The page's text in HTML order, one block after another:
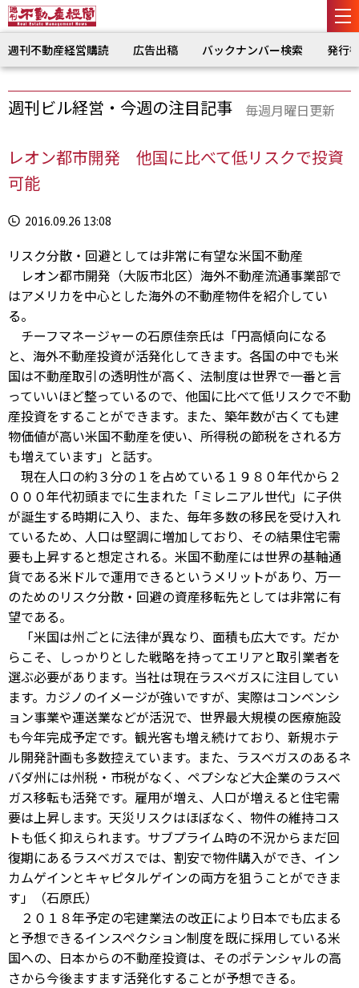
週刊不動産経営購読 広告出稿 バックナンバー検索 発行
週刊ビル経営・今週の注目記事 毎週月曜日更新
レオン都市開発 他国に比べて低リスクで投資
可能
2016.09.26 13:08
リスク分散・回避としては非常に有望な米国不動産
レオン都市開発（大阪市北区）海外不動産流通事業部で
はアメリカを中心とした海外の不動産物件を紹介してい
る。
チーフマネージャーの石原佳奈氏は「円高傾向になる
と、海外不動産投資が活発化してきます。各国の中でも米
国は不動産取引の透明性が高く、法制度は世界で一番と言
っていいほど整っているので、他国に比べて低リスクで不動
産投資をすることができます。また、築年数が古くても建
物価値が高い米国不動産を使い、所得税の節税をされる方
も増えています」と話す。
現在人口の約３分の１を占めている１９８０年代から２
０００年代初頭までに生まれた「ミレニアル世代」に子供
が誕生する時期に入り、また、毎年多数の移民を受け入れ
ているため、人口は堅調に増加しており、その結果住宅需
要も上昇すると想定される。米国不動産には世界の基軸通
貨である米ドルで運用できるというメリットがあり、万一
のためのリスク分散・回避の資産移転先としては非常に有
望である。
「米国は州ごとに法律が異なり、面積も広大です。だか
らこそ、しっかりとした戦略を持ってエリアと取引業者を
選ぶ必要があります。当社は現在ラスベガスに注目してい
ます。カジノのイメージが強いですが、実際はコンベンシ
ョン事業や運送業などが活況で、世界最大規模の医療施設
も今年完成予定です。観光客も増え続けており、新規ホテ
ル開発計画も多数控えています。また、ラスベガスのあるネ
バダ州には州税・市税がなく、ペプシなど大企業のラスベ
ガス移転も活発です。雇用が増え、人口が増えると住宅需
要は上昇します。天災リスクはほぼなく、物件の維持コス
トも低く抑えられます。サブプライム時の不況からまだ回
復期にあるラスベガスでは、割安で物件購入ができ、イン
カムゲインとキャピタルゲインの両方を狙うことができま
す」（石原氏）
２０１８年予定の宅建業法の改正により日本でも広まる
と予想できるインスペクション制度を既に採用している米
国への、日本からの不動産投資は、そのポテンシャルの高
さから今後ますます活発化することが予想できる。